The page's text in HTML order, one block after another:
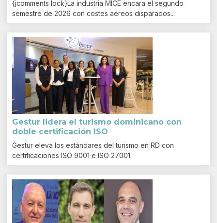
{jcomments lock}La industria MICE encara el segundo
semestre de 2026 con costes aéreos disparados...
Gestur lidera el turismo dominicano con
doble certificación ISO
Gestur eleva los estándares del turismo en RD con
certificaciones ISO 9001 e ISO 27001.